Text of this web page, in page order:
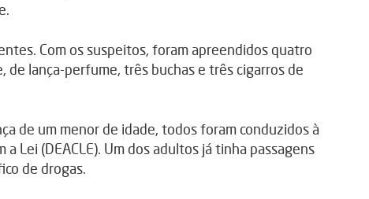
Com os suspeitos, foram apreendidos quatro
lança-perfume, três buchas e três cigarros de
de um menor de idade, todos foram conduzidos à
Lei (DEACLE). Um dos adultos já tinha passagens
de drogas.